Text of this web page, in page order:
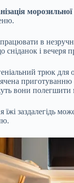
в
і вечеря
трюк для
вони полегшити
заздалегідь